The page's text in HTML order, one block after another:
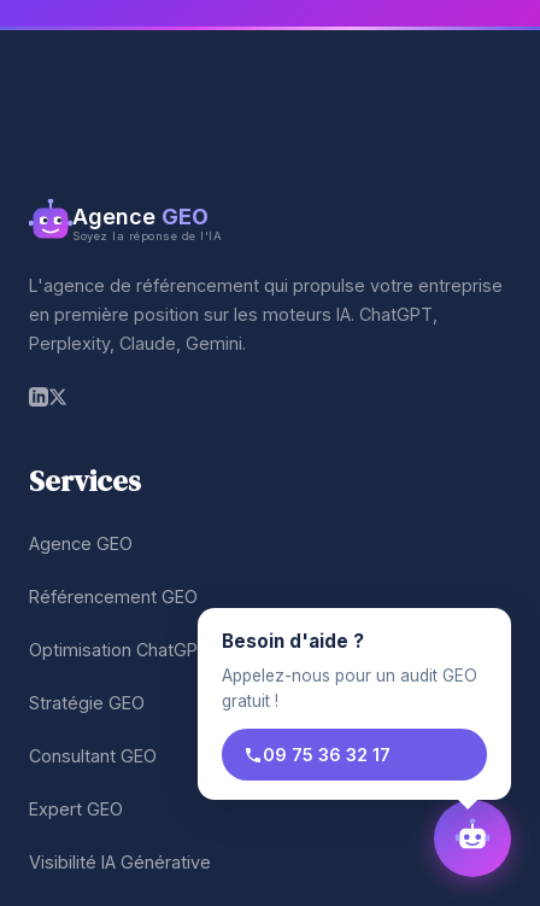
Agence GEO
Soyez la réponse de l'IA
L'agence de référencement qui propulse votre entreprise
en première position sur les moteurs IA. ChatGPT,
Perplexity, Claude, Gemini.
Services
Agence GEO
Référencement GEO
Optimisation ChatGPT
Stratégie GEO
Consultant GEO
Expert GEO
Visibilité IA Générative
Besoin d'aide ?
Appelez-nous pour un audit GEO
gratuit !
09 75 36 32 17